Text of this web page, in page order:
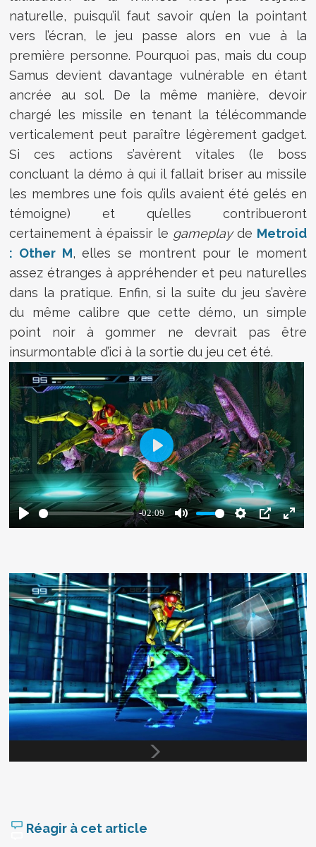
naturelle, puisqu’il faut savoir qu’en la pointant
vers l’écran, le jeu passe alors en vue à la
première personne. Pourquoi pas, mais du coup
Samus devient davantage vulnérable en étant
ancrée au sol. De la même manière, devoir
chargé les missile en tenant la télécommande
verticalement peut paraître légèrement gadget.
Si ces actions s’avèrent vitales (le boss
concluant la démo à qui il fallait briser au missile
les membres une fois qu’ils avaient été gelés en
témoigne) et qu’elles contribueront
certainement à épaissir le gameplayde Metroid
: Other M, elles se montrent pour le moment
assez étranges à appréhender et peu naturelles
dans la pratique. Enfin, si la suite du jeu s’avère
du même calibre que cette démo, un simple
point noir à gommer ne devrait pas être
insurmontable d’ici à la sortie du jeu cet été.
Réagir à cet article